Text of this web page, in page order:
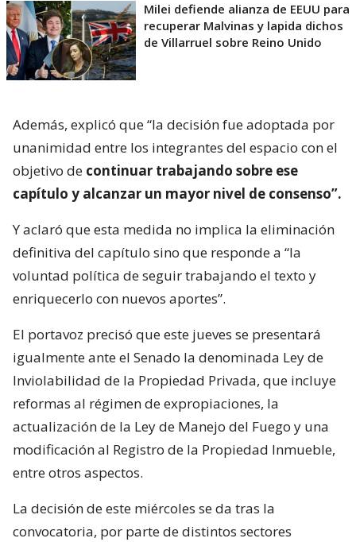
Milei defiende alianza de EEUU para
recuperar Malvinas y lapida dichos
de Villarruel sobre Reino Unido
Además, explicó que “la decisión fue adoptada por
unanimidad entre los integrantes del espacio con el
objetivo de continuar trabajando sobre ese
capítulo y alcanzar un mayor nivel de consenso”.
Y aclaró que esta medida no implica la eliminación
definitiva del capítulo sino que responde a “la
voluntad política de seguir trabajando el texto y
enriquecerlo con nuevos aportes”.
El portavoz precisó que este jueves se presentará
igualmente ante el Senado la denominada Ley de
Inviolabilidad de la Propiedad Privada, que incluye
reformas al régimen de expropiaciones, la
actualización de la Ley de Manejo del Fuego y una
modificación al Registro de la Propiedad Inmueble,
entre otros aspectos.
La decisión de este miércoles se da tras la
convocatoria, por parte de distintos sectores